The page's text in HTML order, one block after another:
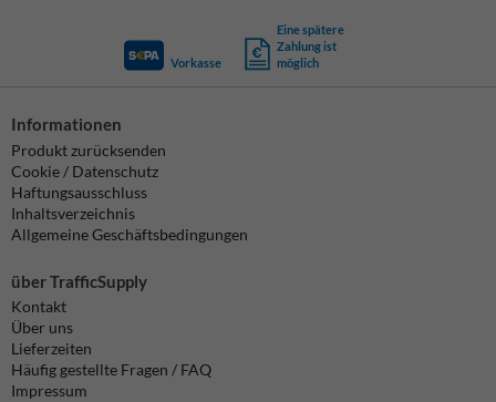
Vorkasse
Eine spätere
Zahlung ist
möglich
Informationen
Produkt zurücksenden
Cookie / Datenschutz
Haftungsausschluss
Inhaltsverzeichnis
Allgemeine Geschäftsbedingungen
über TrafficSupply
Kontakt
Über uns
Lieferzeiten
Häufig gestellte Fragen / FAQ
Impressum